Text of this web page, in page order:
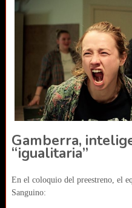
Gamberra,
“igualitaria”
En el coloquio del preestreno, el
Sanguino: